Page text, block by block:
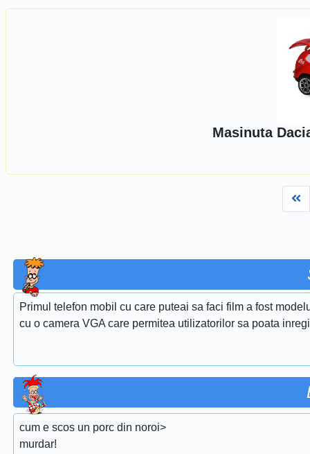
Masinuta
Primul telefon mobil cu care puteai sa faci film a fost
cu o camera VGA care permitea utilizatorilor sa poata
cum e scos un porc din noroi>
murdar!